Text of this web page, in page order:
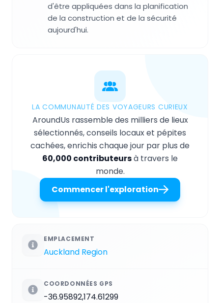
d'être appliquées dans la planification
de la construction et de la sécurité
aujourd'hui.
LA COMMUNAUTÉ DES VOYAGEURS CURIEUX
AroundUs rassemble des milliers de lieux
sélectionnés, conseils locaux et pépites
cachées, enrichis chaque jour par plus de
60,000 contributeursà travers le
monde.
Commencer l'exploration
EMPLACEMENT
Auckland Region
COORDONNÉES GPS
-36.95892,174.61299